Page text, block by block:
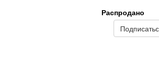
Распродано